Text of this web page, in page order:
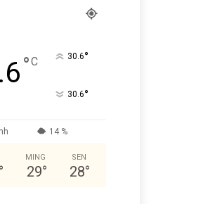
°C 30.6°
30.6°
14 %
°
MING
29°
SEN
28°